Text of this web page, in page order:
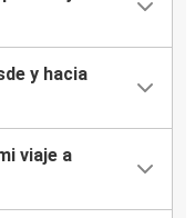
y hacia
viaje a